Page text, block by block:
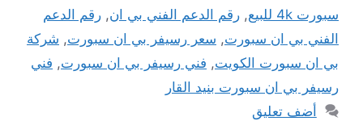
سبورت 4k للبيع
, رقم الدعم الفني بي ان, رقم الدعم
الفني بي ان سبورت, سعر رسيفر بي ان سبورت, شركة
بي ان سبورت الكويت, فني رسيفر بي ان سبورت, فني
رسيفر بي ان سبورت بنيد القار
أضف تعليق